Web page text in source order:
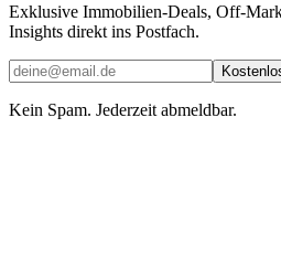
Exklusive Immobilien-Deals, Off-
Insights direkt ins Postfach.
Kein Spam. Jederzeit abmeldbar.